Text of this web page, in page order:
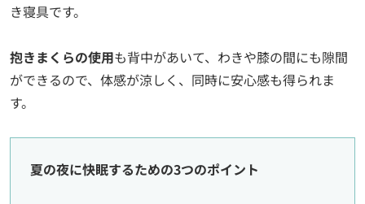
き寝具です。
抱きまくらの使用も背中があいて、わきや膝の間にも隙間
ができるので、体感が涼しく、同時に安心感も得られま
す。
夏の夜に快眠するための3つのポイント